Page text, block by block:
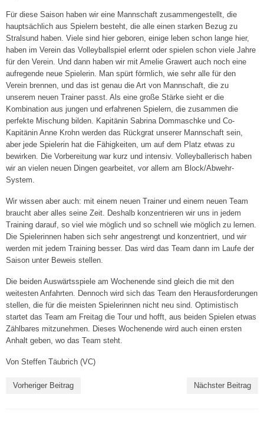
2. Damen („Landesklasse“)
3. Damen („Landesklasse“)
4. Damen („Landesklasse“)
1. Herren („Stralsunder Volley Vikings“) »
Spielplan
Ergebnisse
2. Herren
Breitensport »
Herren I („Dynamo Tresen“)
Herren II („VC-Männer“)
Mixed I („Die Hallenstauballergiker“)
Mixed II („Die Hugos“)
Mixed III („VC-Lok“)
Mixed V („VC-IB“)
Für diese Saison haben wir eine Mannschaft zusammengestellt, die
hauptsächlich aus Spielern besteht, die alle einen starken Bezug zu
Stralsund haben. Viele sind hier geboren, einige leben schon lange hier,
haben im Verein das Volleyballspiel erlernt oder spielen schon viele Jahre
für den Verein. Und dann haben wir mit Amelie Grawert auch noch eine
aufregende neue Spielerin. Man spürt förmlich, wie sehr alle für den
Verein brennen, und das ist genau die Art von Mannschaft, die zu
unserem neuen Trainer passt. Als eine große Stärke sieht er die
Kombination aus jungen und erfahrenen Spielern, die zusammen die
perfekte Mischung bilden. Kapitänin Sabrina Dommaschke und Co-
Kapitänin Anne Krohn werden das Rückgrat unserer Mannschaft sein,
aber jede Spielerin hat die Fähigkeiten, um auf dem Platz etwas zu
bewirken. Die Vorbereitung war kurz und intensiv. Volleyballerisch haben
wir an vielen neuen Dingen gearbeitet, vor allem am Block/Abwehr-
System.
Wir wissen aber auch: mit einem neuen Trainer und einem neuen Team
braucht aber alles seine Zeit. Deshalb konzentrieren wir uns in jedem
Training darauf, so viel wie möglich und so schnell wie möglich zu lernen.
Die Spielerinnen haben sich sehr angestrengt und konzentriert, und wir
werden mit jedem Training besser. Das wird das Team dann im Laufe der
Saison unter Beweis stellen.
Die beiden Auswärtsspiele am Wochenende sind gleich die mit den
weitesten Anfahrten. Dennoch wird sich das Team den Herausforderungen
stellen, die für die meisten Spielerinnen nicht neu sind. Optimistisch
startet das Team am Freitag die Tour und hofft, aus beiden Spielen etwas
Zählbares mitzunehmen. Dieses Wochenende wird auch einen ersten
Anhalt geben, wo das Team steht.
Von Steffen Täubrich (VC)
Vorheriger Beitrag Nächster Beitrag